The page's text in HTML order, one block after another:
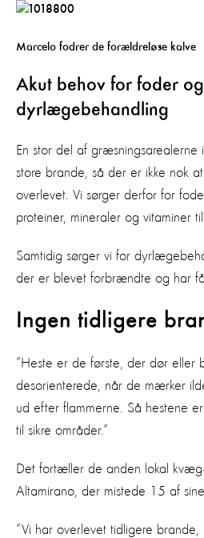
Marcelo fodrer de forældreløse kalve
Akut behov for foder og
dyrlægebehandling
En stor del af
store brande, så der er ikke nok
overlevet. Vi sørger derfor for
proteiner, mineraler og vitaminer
Samtidig sørger vi for
der er blevet forbrændte og har
Ingen tidligere
”Heste er de første, der dør eller
desorienterede, når de mærker
ud efter flammerne. Så hestene
til sikre områder.”
Det fortæller de anden lokal
Altamirano, der mistede 15 af
”Vi har overlevet tidligere brande,